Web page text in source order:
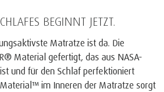
BEGINNT JETZT.
Matratze ist da. Die
Material gefertigt, das aus NASA-
und für den Schlaf perfektioniert
Material™ im Inneren der Matratze sorgt